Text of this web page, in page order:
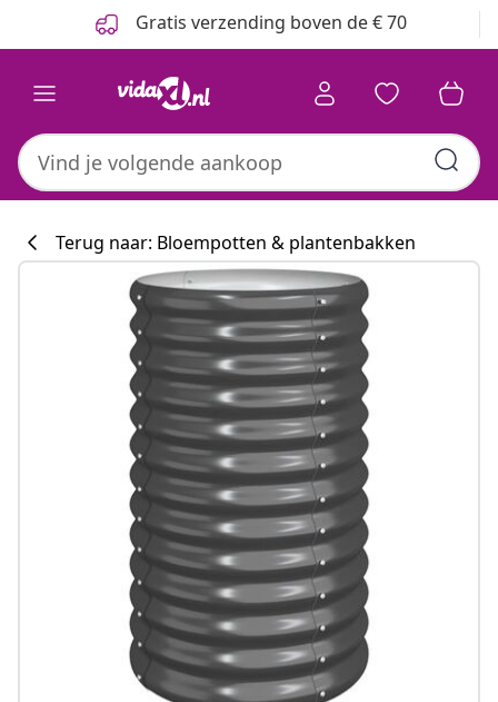
Gratis verzending boven de € 70
Terug naar: Bloempotten & plantenbakken